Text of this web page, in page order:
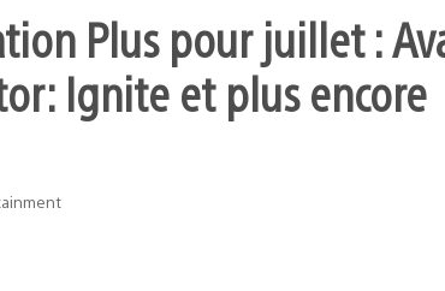
Plus pour juillet :
Ignite et plus encore